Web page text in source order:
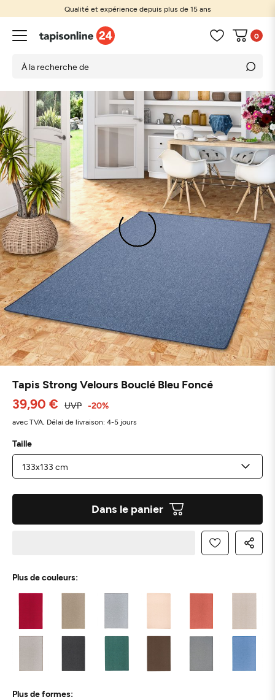
Qualité et expérience depuis plus de 15 ans
0
Tapis Strong Velours Bouclé Bleu Foncé
39,90 € UVP -20%
avec TVA, Délai de livraison: 4-5 jours
Taille
Dans le panier
Plus de couleurs:
Plus de formes: